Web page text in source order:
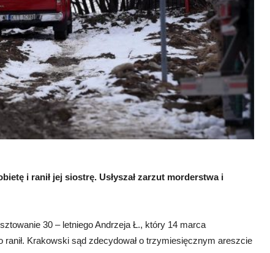
i ranił jej siostrę. Usłyszał zarzut morderstwa i
30 – letniego Andrzeja Ł., który 14 marca
Krakowski sąd zdecydował o trzymiesięcznym areszcie